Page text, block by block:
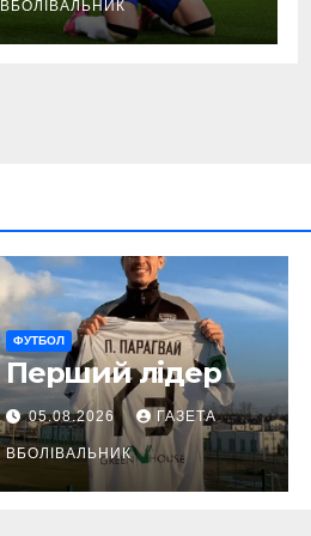
ВБОЛІВАЛЬНИК
ФУТБОЛ
Перший лідер
05.08.2026 ГАЗЕТА
ВБОЛІВАЛЬНИК